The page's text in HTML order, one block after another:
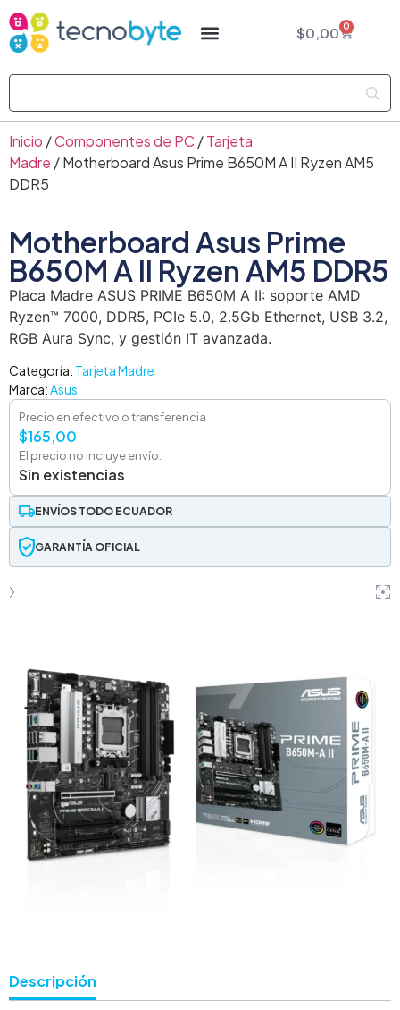
$0,00 0
Inicio /Componentes de PC /Tarjeta
Madre / Motherboard Asus Prime B650M A II Ryzen AM5
DDR5
Motherboard Asus Prime
B650M A II Ryzen AM5 DDR5
Placa Madre ASUS PRIME B650M A II: soporte AMD
Ryzen™ 7000, DDR5, PCIe 5.0, 2.5Gb Ethernet, USB 3.2,
RGB Aura Sync, y gestión IT avanzada.
Categoría: Tarjeta Madre
Marca:Asus
Precio en efectivo o transferencia
$165,00
El precio no incluye envío.
Sin existencias
ENVÍOS TODO ECUADOR
GARANTÍA OFICIAL
Descripción